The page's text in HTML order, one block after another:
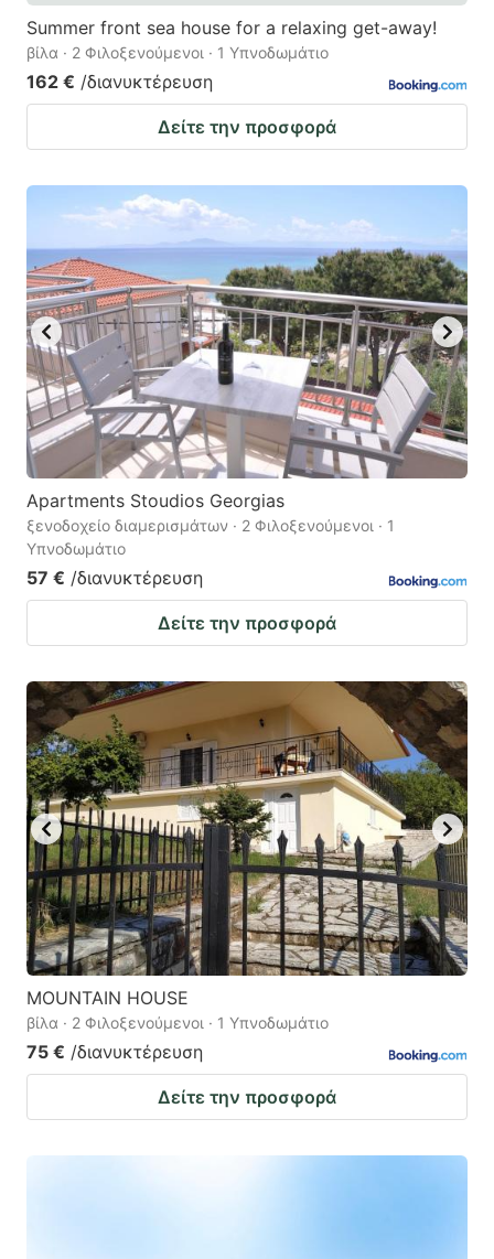
Summer front sea house for a relaxing get-away!
βίλα · 2 Φιλοξενούμενοι · 1 Υπνοδωμάτιο
162 € /διανυκτέρευση
Δείτε την προσφορά
Apartments Stoudios Georgias
ξενοδοχείο διαμερισμάτων · 2 Φιλοξενούμενοι · 1
Υπνοδωμάτιο
57 € /διανυκτέρευση
Δείτε την προσφορά
MOUNTAIN HOUSE
βίλα · 2 Φιλοξενούμενοι · 1 Υπνοδωμάτιο
75 € /διανυκτέρευση
Δείτε την προσφορά